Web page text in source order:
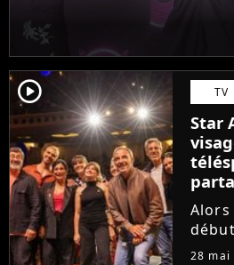
player2 TV
Star
sauf
déjà
Alors
28 mai